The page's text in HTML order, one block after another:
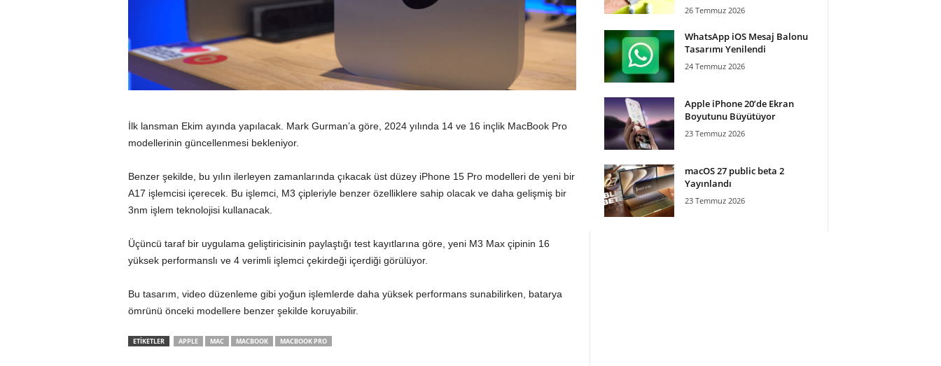
İlk lansman Ekim ayında yapılacak. Mark Gurman’a göre, 2024 yılında 14 ve 16 inçlik MacBook Pro
modellerinin güncellenmesi bekleniyor.
Benzer şekilde, bu yılın ilerleyen zamanlarında çıkacak üst düzey iPhone 15 Pro modelleri de yeni bir
A17 işlemcisi içerecek. Bu işlemci, M3 çipleriyle benzer özelliklere sahip olacak ve daha gelişmiş bir
3nm işlem teknolojisi kullanacak.
Üçüncü taraf bir uygulama geliştiricisinin paylaştığı test kayıtlarına göre, yeni M3 Max çipinin 16
yüksek performanslı ve 4 verimli işlemci çekirdeği içerdiği görülüyor.
Bu tasarım, video düzenleme gibi yoğun işlemlerde daha yüksek performans sunabilirken, batarya
ömrünü önceki modellere benzer şekilde koruyabilir.
ETİKETLER APPLE MAC MACBOOK MACBOOK PRO
26 Temmuz 2026
WhatsApp iOS Mesaj Balonu
Tasarımı Yenilendi
24 Temmuz 2026
Apple iPhone 20’de Ekran
Boyutunu Büyütüyor
23 Temmuz 2026
macOS 27 public beta 2
Yayınlandı
23 Temmuz 2026